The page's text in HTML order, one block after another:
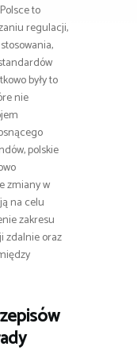
to
regulacji,
były to
nie
polskie
zmiany w
na celu
zakresu
zdalnie oraz